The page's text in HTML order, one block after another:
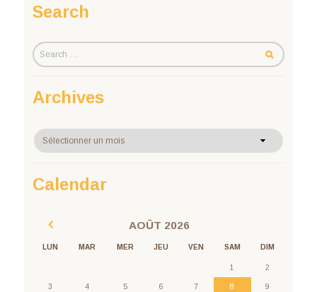
Search
Archives
Calendar
AOÛT 2026
LUN MAR MER JEU VEN SAM DIM
1 2
3 4 5 6 7 8 9